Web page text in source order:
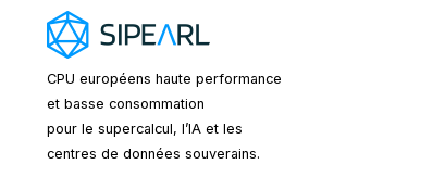
CPU européens haute performance
et basse consommation
pour le supercalcul, l’IA et les
centres de données souverains.